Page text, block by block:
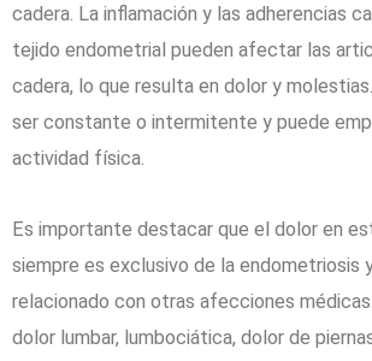
cadera. La inflamación y las adherencias
tejido endometrial pueden afectar las
cadera, lo que resulta en dolor y
ser constante o intermitente y puede
actividad física.
Es importante destacar que el dolor en
siempre es exclusivo de la endometriosis
relacionado con otras afecciones
dolor lumbar, lumbociática, dolor de